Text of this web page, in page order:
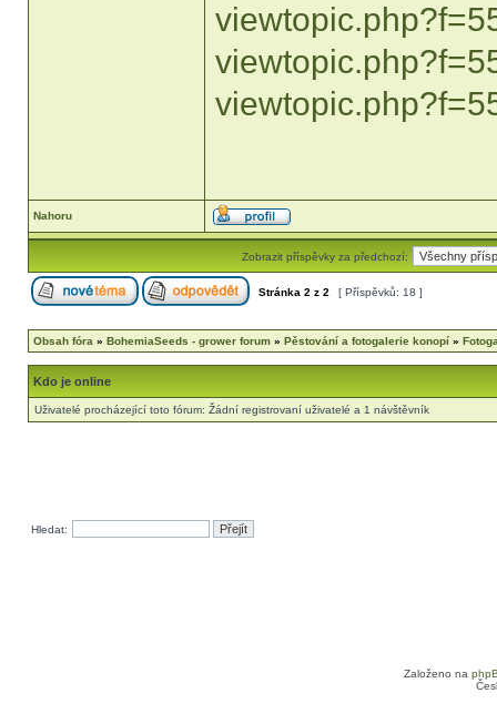
Nahoru
Zobrazit příspěvky za předchozí:
Stránka 2 z 2 [ Příspěvků: 18 ]
Obsah fóra » BohemiaSeeds - grower forum » Pěstování a fotogalerie konopí »
Kdo je online
Uživatelé procházející toto fórum: Žádní registrovaní uživatelé a 1 návštěvník
Hledat:
Založeno na